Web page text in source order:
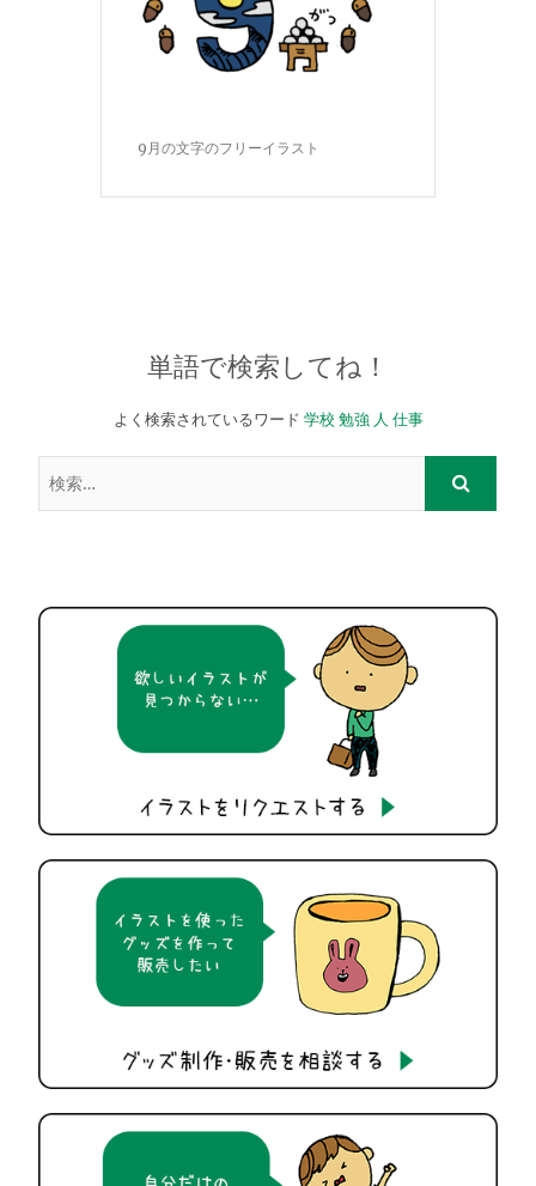
9月の文字のフリーイラスト
単語で検索してね！
よく検索されているワード 学校 勉強 人 仕事